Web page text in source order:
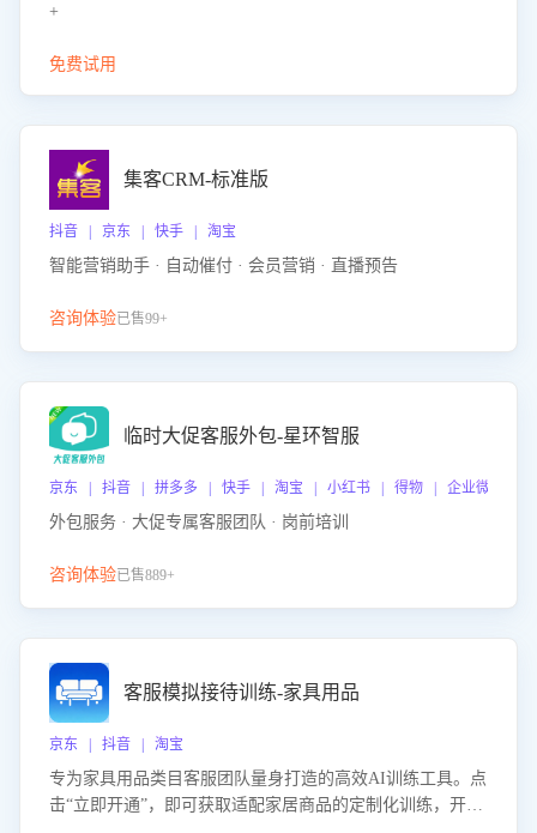
+
免费试用
集客CRM-标准版
抖音 | 京东 | 快手 | 淘宝
智能营销助手 · 自动催付 · 会员营销 · 直播预告
咨询体验已售99+
临时大促客服外包-星环智服
京东 | 抖音 | 拼多多 | 快手 | 淘宝 | 小红书 | 得物 | 企业微信
外包服务 · 大促专属客服团队 · 岗前培训
咨询体验已售889+
客服模拟接待训练-家具用品
京东 | 抖音 | 淘宝
专为家具用品类目客服团队量身打造的高效AI训练工具。点
击“立即开通”，即可获取适配家居商品的定制化训练，开启